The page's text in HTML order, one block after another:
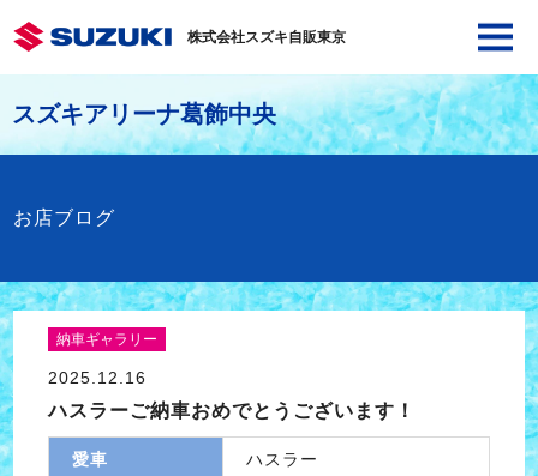
株式会社スズキ自販東京
スズキアリーナ葛飾中央
お店ブログ
納車ギャラリー
2025.12.16
ハスラーご納車おめでとうございます！
愛車 ハスラー